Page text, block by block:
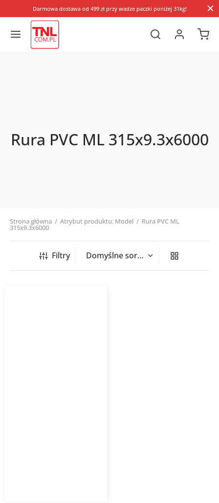
Darmowa dostawa od 499 zł przy wadze paczki poniżej 31kg!
Rura PVC ML 315x9.3x6000
Strona główna / Atrybut produktu: Model / Rura PVC ML
315x9.3x6000
Filtry